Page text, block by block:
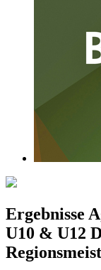
Ergebnisse
U10 & U12